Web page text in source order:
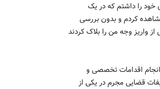
را داشتم که در یک
کردم و بدون بررسی
واریز وجه من را بلاک کردند
انجام اقدامات تخصصی و
قضایی مجرم در یکی از